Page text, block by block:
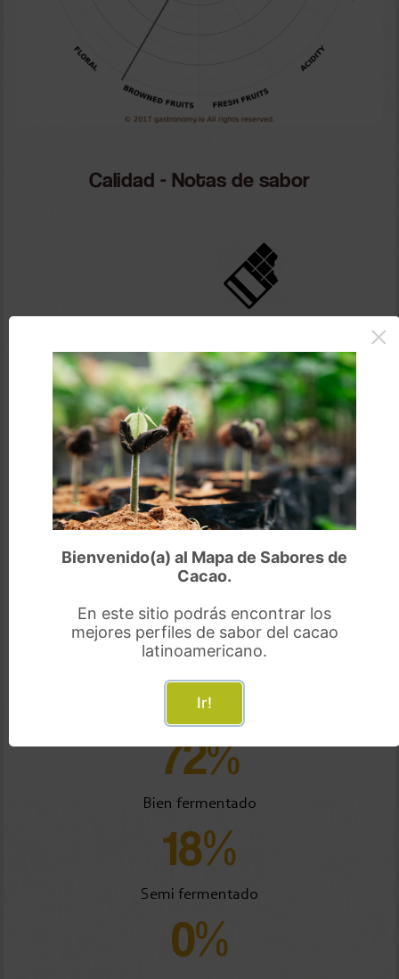
Calidad - Notas de sabor
corteza de caña de azúcar verde, higo
maduro, eneldo, hierbas, quiche, ácido,
frío
ruibarbo, caqui, nueces, eneldo, remolacha, zanahoria,
quingombó, terroso, notas de pulpa de café
1.37
Tamaño del frijol
72%
Bien fermentado
18%
Semi fermentado
0%
×
Bienvenido(a) al Mapa de Sabores de
Cacao.
En este sitio podrás encontrar los
mejores perfiles de sabor del cacao
latinoamericano.
Ir!